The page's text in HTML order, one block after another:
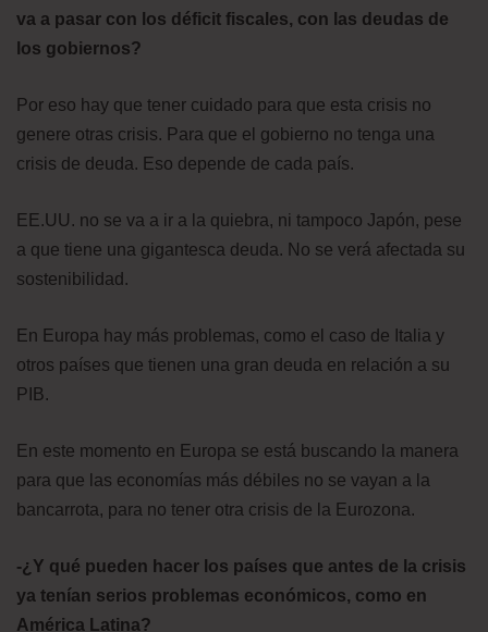
va a pasar con los déficit fiscales, con las deudas de
los gobiernos?
Por eso hay que tener cuidado para que esta crisis no
genere otras crisis. Para que el gobierno no tenga una
crisis de deuda. Eso depende de cada país.
EE.UU. no se va a ir a la quiebra, ni tampoco Japón, pese
a que tiene una gigantesca deuda. No se verá afectada su
sostenibilidad.
En Europa hay más problemas, como el caso de Italia y
otros países que tienen una gran deuda en relación a su
PIB.
En este momento en Europa se está buscando la manera
para que las economías más débiles no se vayan a la
bancarrota, para no tener otra crisis de la Eurozona.
-¿Y qué pueden hacer los países que antes de la crisis
ya tenían serios problemas económicos, como en
América Latina?